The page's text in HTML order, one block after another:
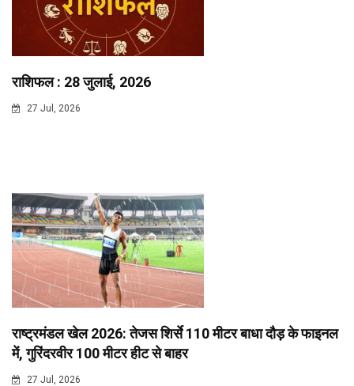
राशिफल : 28 जुलाई, 2026
27 Jul, 2026
राष्ट्रमंडल खेल 2026: तेजस शिर्से 110 मीटर बाधा दौड़ के फाइनल
में, गुरिंदरवीर 100 मीटर हीट से बाहर
27 Jul, 2026